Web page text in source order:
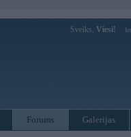
Sveiks, Viesi!
Forums Galerijas